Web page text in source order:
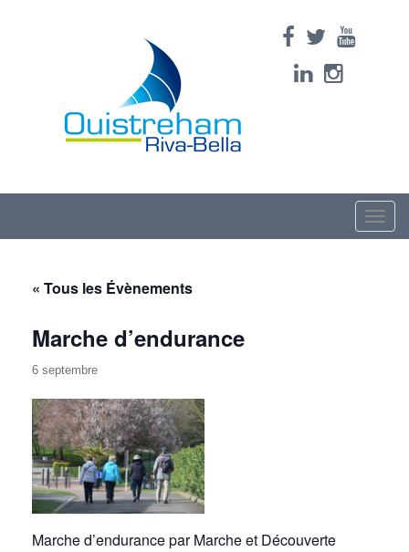
Toggle
« Tous les Évènements
Marche d’endurance
6 septembre
Marche d’endurance par Marche et Découverte